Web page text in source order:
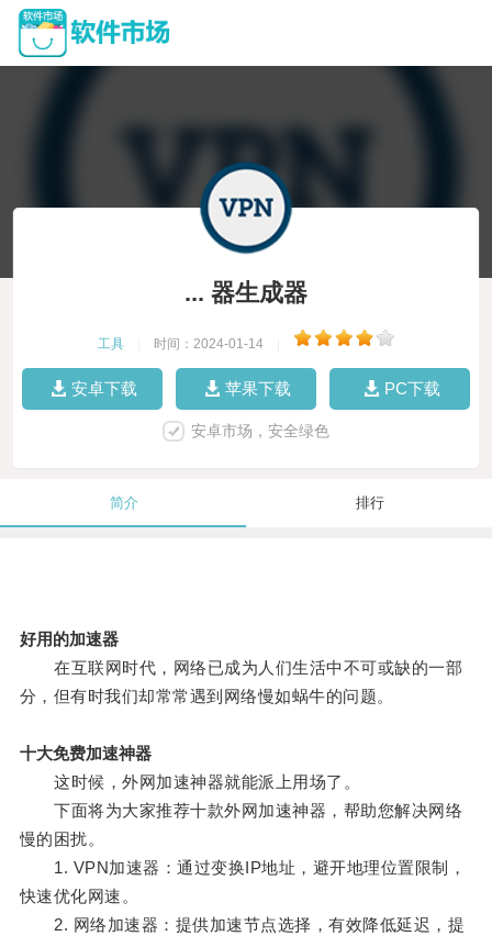
... 器生成器
工具 时间：2024-01-14
安卓下载 苹果下载 PC下载
安卓市场，安全绿色
简介 排行
好用的加速器
在互联网时代，网络已成为人们生活中不可或缺的一部
分，但有时我们却常常遇到网络慢如蜗牛的问题。
十大免费加速神器
这时候，外网加速神器就能派上用场了。
下面将为大家推荐十款外网加速神器，帮助您解决网络
慢的困扰。
1. VPN加速器：通过变换IP地址，避开地理位置限制，
快速优化网速。
2. 网络加速器：提供加速节点选择，有效降低延迟，提